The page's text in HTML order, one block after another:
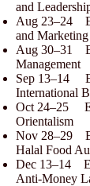
and
Aug 23–24
and Marketing
Aug 30–31
Management
Sep 13–14
International
Oct 24–25
Orientalism
Nov 28–29
Halal Food
Dec 13–14
Anti-Money